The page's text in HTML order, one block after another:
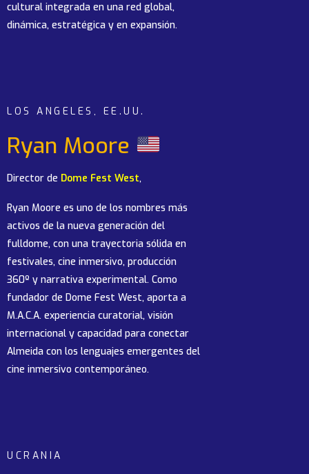
cultural integrada en una red global,
dinámica, estratégica y en expansión.
LOS ANGELES, EE.UU.
Ryan Moore
Director de Dome Fest West,
Ryan Moore es uno de los nombres más
activos de la nueva generación del
fulldome, con una trayectoria sólida en
festivales, cine inmersivo, producción
360º y narrativa experimental. Como
fundador de Dome Fest West, aporta a
M.A.C.A. experiencia curatorial, visión
internacional y capacidad para conectar
Almeida con los lenguajes emergentes del
cine inmersivo contemporáneo.
UCRANIA